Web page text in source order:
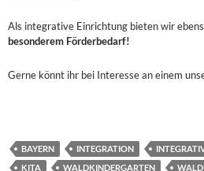
Als integrative Einrichtung bieten wir
besonderem Förderbedarf!
Gerne könnt ihr bei Interesse an einem
BAYERN INTEGRATION
KITA
WALDKINDERGARTEN